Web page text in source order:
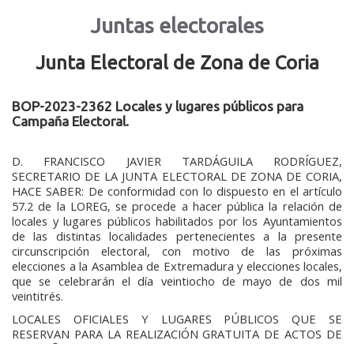
Juntas electorales
Junta Electoral de Zona de Coria
BOP-2023-2362 Locales y lugares públicos para
Campaña Electoral.
D. FRANCISCO JAVIER TARDÁGUILA RODRÍGUEZ,
SECRETARIO DE LA JUNTA ELECTORAL DE ZONA DE CORIA,
HACE SABER: De conformidad con lo dispuesto en el artículo
57.2 de la LOREG, se procede a hacer pública la relación de
locales y lugares públicos habilitados por los Ayuntamientos
de las distintas localidades pertenecientes a la presente
circunscripción electoral, con motivo de las próximas
elecciones a la Asamblea de Extremadura y elecciones locales,
que se celebrarán el día veintiocho de mayo de dos mil
veintitrés.
LOCALES OFICIALES Y LUGARES PÚBLICOS QUE SE
RESERVAN PARA LA REALIZACIÓN GRATUITA DE ACTOS DE